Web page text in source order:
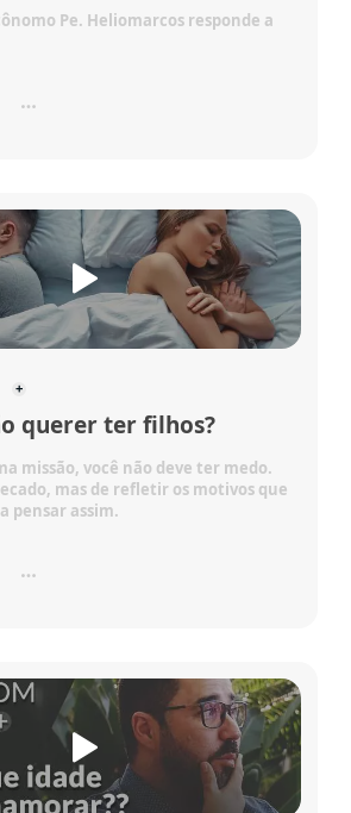
Pe. Heliomarcos responde a
querer ter filhos?
missão, você não deve ter medo.
mas de refletir os motivos que
pensar assim.